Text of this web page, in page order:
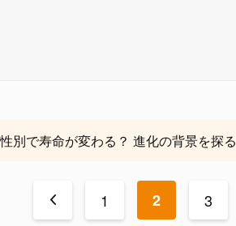
別で寿命が変わる？ 進化の背景を探る
< 1 2 3